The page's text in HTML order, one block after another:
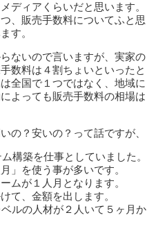
ディアくらいだと思います。
、販売手数料についてふと思
す。
ないので言いますが、実家の
数料は４割ちょいといったと
全国で１つではなく、地域に
よっても販売手数料の相場は
の？安いの？って話ですが、
構築を仕事としていました。
」を使う事が多いです。
ムが１人月となります。
て、金額を出します。
ルの人材が２人いて５ヶ月か